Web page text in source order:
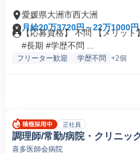
愛媛県大洲市西大洲
月給20万3720円～22万1000円
【応募資格】 不問 【メリッ
#長期 #学歴不問 ...
フリーター歓迎 学歴不問 +2個
正社員
調理師/常勤/病院・クリニッ
喜多医師会病院